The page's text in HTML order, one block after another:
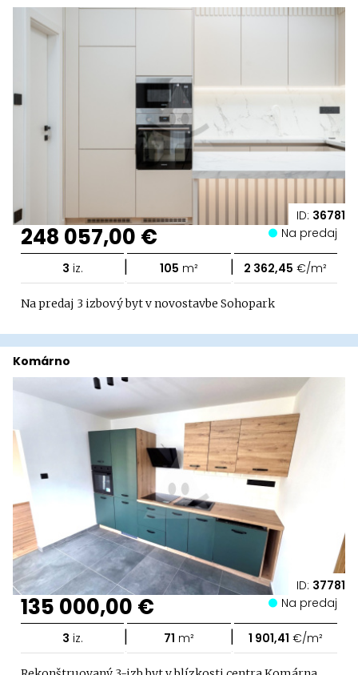
ID: 36781
248 057,00 € Na predaj
3 iz. | 105 m² | 2 362,45 €/m²
Na predaj 3 izbový byt v novostavbe Sohopark
ID: 37781
Komárno
135 000,00 € Na predaj
3 iz. | 71 m² | 1 901,41 €/m²